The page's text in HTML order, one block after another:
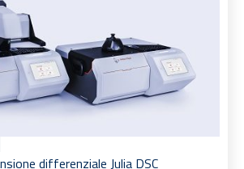
differenziale Julia DSC